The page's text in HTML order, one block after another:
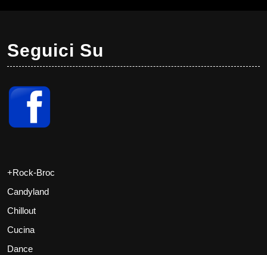
Seguici Su
+Rock-Broc
Candyland
Chillout
Cucina
Dance